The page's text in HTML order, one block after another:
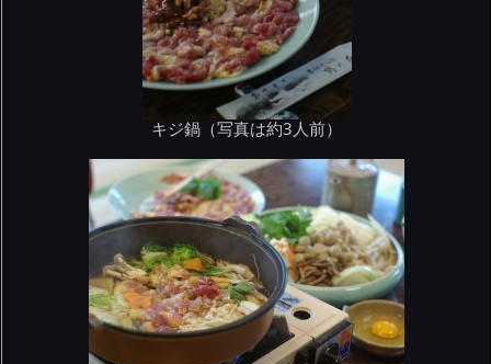
キジ鍋（写真は約3人前）